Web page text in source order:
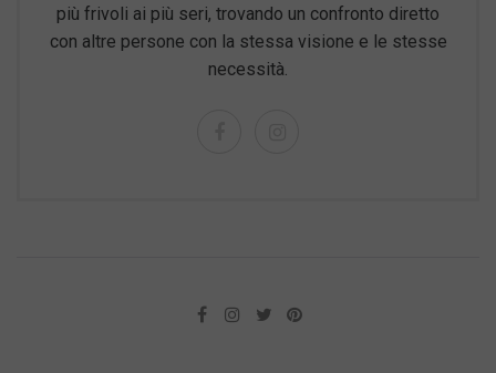
più frivoli ai più seri, trovando un confronto diretto
con altre persone con la stessa visione e le stesse
necessità.